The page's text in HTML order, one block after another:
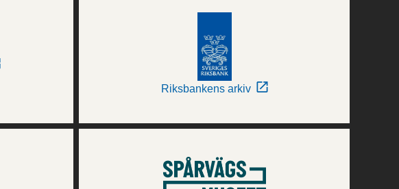
Riksbankens arkiv